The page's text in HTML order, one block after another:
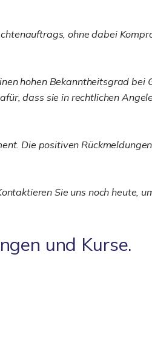
ohne dabei
hohen Bekanntheitsgrad bei
dass sie in rechtlichen
Die positiven
Sie uns noch heute,
und Kurse.